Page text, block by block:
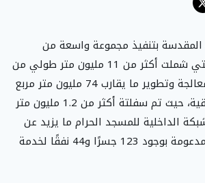
المقدسة بتنفيذ مجموعة واسعة من
الأعمال التطويرية التي شملت أكثر من 11 مليون متر طولي من
الطرق، إضافة إلى معالجة وتطوير ما يقارب 74 مليون متر مربع
من المسطحات الطرقية، حيث تم سفلتة أكثر من 1.2 مليون متر
الداخلية للمسجد الحرام ما يزيد عن
73 مليون متر مربع، مدعومة بوجود 123 جسرًا و44 نفقًا لخدمة